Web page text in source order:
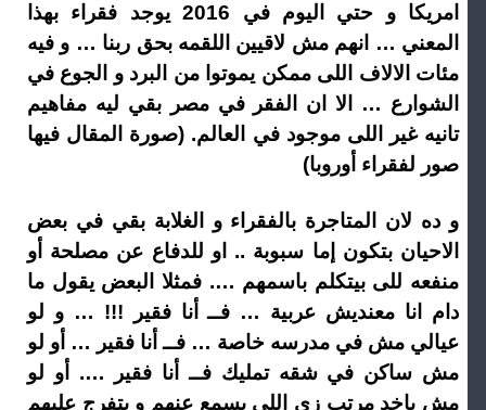
امريكا و حتي اليوم في 2016 يوجد فقراء بهذا
المعني … انهم مش لاقيين اللقمه بحق ربنا … و فيه
مئات الالاف اللى ممكن يموتوا من البرد و الجوع في
الشوارع … الا ان الفقر في مصر بقي ليه مفاهيم
تانيه غير اللى موجود في العالم. (صورة المقال فيها
صور لفقراء أوروبا)
و ده لان المتاجرة بالفقراء و الغلابة بقي في بعض
الاحيان بتكون إما سبوبة .. او للدفاع عن مصلحة أو
منفعه للى بيتكلم باسمهم …. فمثلا البعض يقول ما
دام انا معنديش عربية … فــ أنا فقير !!! … و لو
عيالي مش في مدرسه خاصة … فــ أنا فقير … أو لو
مش ساكن في شقه تمليك فــ أنا فقير …. أو لو
مش باخد مرتب زي اللى بسمع عنهم و بتفرج عليهم